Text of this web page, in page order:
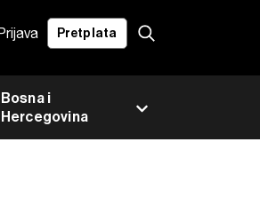
Pretplata
Bosna i
Hercegovina